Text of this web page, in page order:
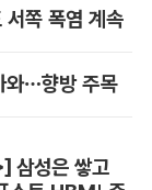
쪽 폭염 계속
와…향방 주목
삼성은 쌓고